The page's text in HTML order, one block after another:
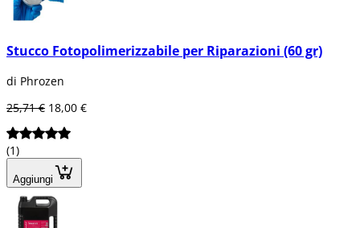
Stucco Fotopolimerizzabile per Riparazioni (60 gr)
di Phrozen
25,71 € 18,00 €
(1)
Aggiungi